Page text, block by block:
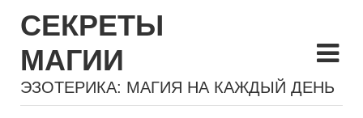
СЕКРЕТЫ
МАГИИ
ЭЗОТЕРИКА: МАГИЯ НА КАЖДЫЙ ДЕНЬ